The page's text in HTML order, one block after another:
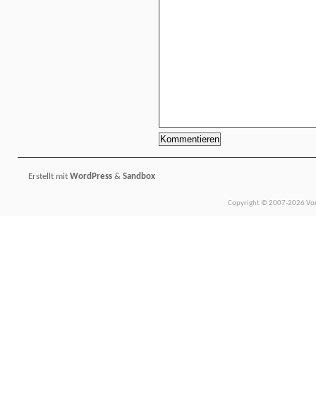
Erstellt mit WordPress & Sandbox
Copyright © 2007-2026